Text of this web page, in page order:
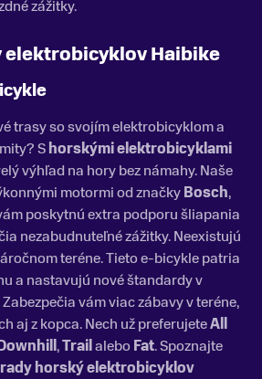
zážitky.
elektrobicyklov Haibike
trasy so svojím elektrobicyklom a
Shorskými elektrobicyklami
výhľad na hory bez námahy. Naše
motormi od značkyBosch,
poskytnú extra podporu šliapania
nezabudnuteľné zážitky. Neexistujú
teréne. Tieto e-bicykle patria
a nastavujú nové štandardy v
vám viac zábavy v teréne,
aj z kopca. Nech už preferujeteAll
,Trailalebo Fat. Spoznajte
horský elektrobicyklov